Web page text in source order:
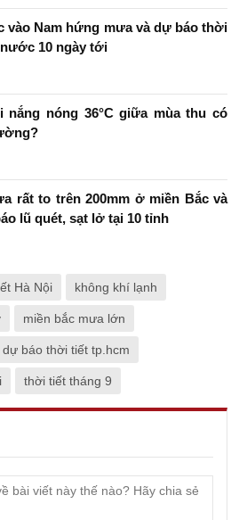
vào Nam hứng mưa và dự báo thời
10 ngày tới
nắng nóng 36°C giữa mùa thu có
rất to trên 200mm ở miền Bắc và
lũ quét, sạt lở tại 10 tỉnh
Hà Nội không khí lạnh
miền bắc mưa lớn
dự báo thời tiết tp.hcm
thời tiết tháng 9